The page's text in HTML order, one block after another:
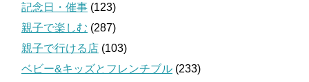
記念日・催事 (123)
親子で楽しむ (287)
親子で行ける店 (103)
ベビー&キッズとフレンチブル (233)